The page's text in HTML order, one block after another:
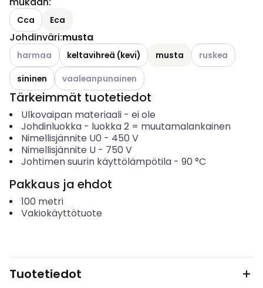
Cca Eca
Johdinväri:musta
Katso käytettävissä olevat vaihtoehdot
harmaa keltavihreä (kevi) musta Katso
ruskea
sininen
Katso käytettävissä olevat vaihtoehdot
vaaleanpunainen
Tärkeimmät tuotetiedot
Ulkovaipan materiaali- ei ole
Johdinluokka- luokka 2 = muutamalankainen
Nimellisjännite U0 - 450 V
Nimellisjännite U- 750 V
Johtimen suurin käyttölämpötila- 90 °C
Pakkaus ja ehdot
100 metri
Vakiokäyttötuote
Tuotetiedot